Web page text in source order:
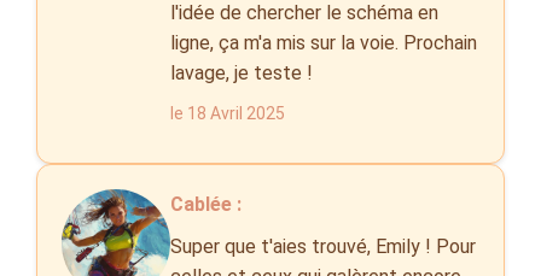
l'idée de chercher le schéma en
ligne, ça m'a mis sur la voie. Prochain
lavage, je teste !
le 18 Avril 2025
Cablée :
Super que t'aies trouvé, Emily ! Pour